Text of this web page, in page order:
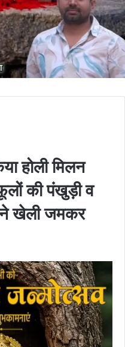
होली मिलन
की पंखुड़ी व
ने खेली जमकर